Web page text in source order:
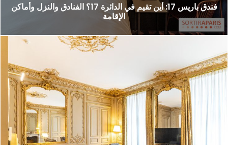
فندق باريس 17: أين تقيم في الدائرة 17؟ الفنادق والنزل وأماكن
الإقامة